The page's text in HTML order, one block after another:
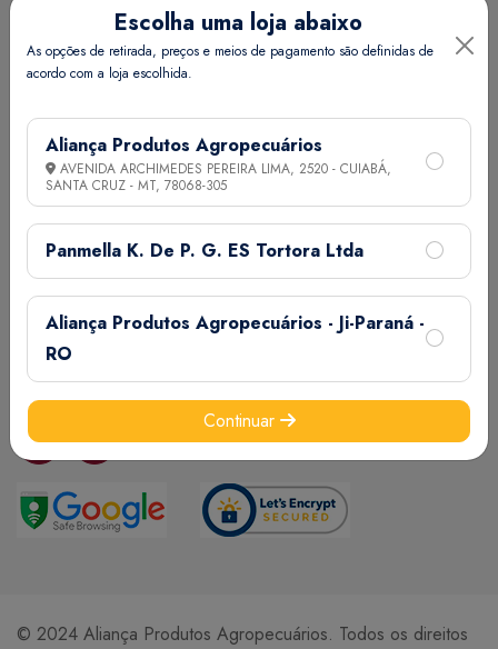
A Aliança Distribuidora é referência no mercado de
distribuição comercial, mantendo com seus clientes e
realizando assim uma aliança de sucesso.
Endereço da Loja
, - - - ,
Informações
Termos de Uso
Política de Privacidade
Ajuda
Minha Conta
Meus Pedidos
Meus Favoritos
Email:
© 2024 Aliança Produtos Agropecuários. Todos os direitos
Escolha uma loja abaixo
As opções de retirada, preços e meios de pagamento são definidas de
acordo com a loja escolhida.
Aliança Produtos Agropecuários
AVENIDA ARCHIMEDES PEREIRA LIMA, 2520 - CUIABÁ,
SANTA CRUZ - MT, 78068-305
Panmella K. De P. G. ES Tortora Ltda
Aliança Produtos Agropecuários - Ji-Paraná -
RO
Continuar